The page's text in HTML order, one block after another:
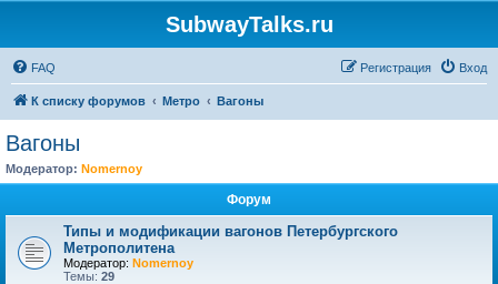
SubwayTalks.ru
FAQ Вход
Регистрация
К списку форумов Метро Вагоны
Вагоны
Модератор: Nomernoy
Форум
Типы и модификации вагонов Петербургского
Метрополитена
Модератор: Nomernoy
Темы: 29